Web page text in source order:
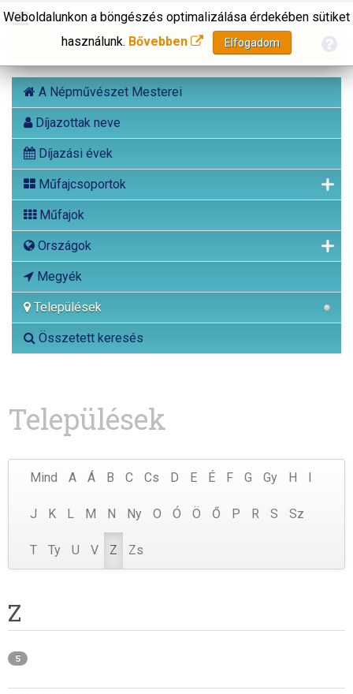
A Népművészet Mesterei
Díjazottak neve
Díjazási évek
Műfajcsoportok
Műfajok
Országok
Megyék
Települések
Összetett keresés
Weboldalunkon a böngészés optimalizálása érdekében sütiket
használunk. Bővebben Elfogadom
Települések
Mind A Á B C Cs D E É F G Gy H
J K L M N Ny O Ó Ö Ő P R S Sz
T Ty U V Z Zs
Z
5